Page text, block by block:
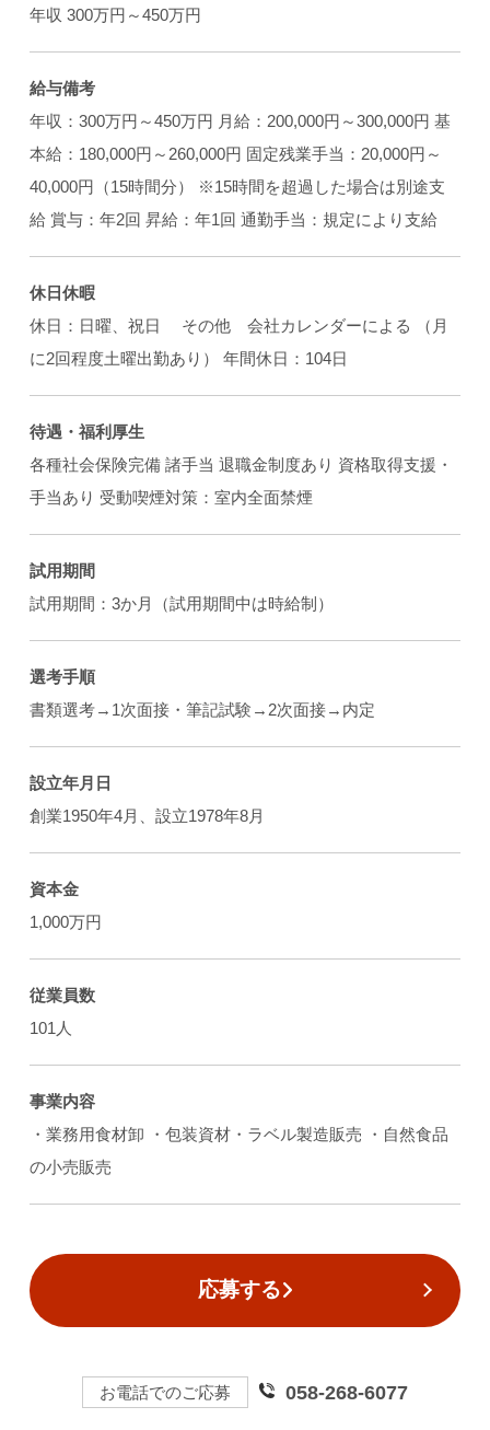
年収 300万円～450万円
給与備考
年収：300万円～450万円 月給：200,000円～300,000円 基
本給：180,000円～260,000円 固定残業手当：20,000円～
40,000円（15時間分） ※15時間を超過した場合は別途支
給 賞与：年2回 昇給：年1回 通勤手当：規定により支給
休日休暇
休日：日曜、祝日 その他 会社カレンダーによる （月
に2回程度土曜出勤あり） 年間休日：104日
待遇・福利厚生
各種社会保険完備 諸手当 退職金制度あり 資格取得支援・
手当あり 受動喫煙対策：室内全面禁煙
試用期間
試用期間：3か月（試用期間中は時給制）
選考手順
書類選考→1次面接・筆記試験→2次面接→内定
設立年月日
創業1950年4月、設立1978年8月
資本金
1,000万円
従業員数
101人
事業内容
・業務用食材卸 ・包装資材・ラベル製造販売 ・自然食品
の小売販売
応募する
お電話でのご応募 058-268-6077